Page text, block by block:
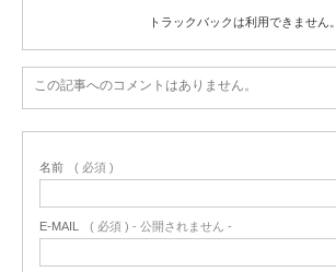
トラックバックは利用できません。
この記事へのコメントはありません。
名前 ( 必須 )
E-MAIL ( 必須 ) - 公開されません -